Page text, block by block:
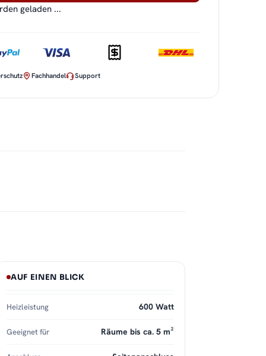
geladen ...
Fachhandel Support
AUF EINEN BLICK
Heizleistung 600 Watt
Geeignet für Räume bis ca. 5 m²